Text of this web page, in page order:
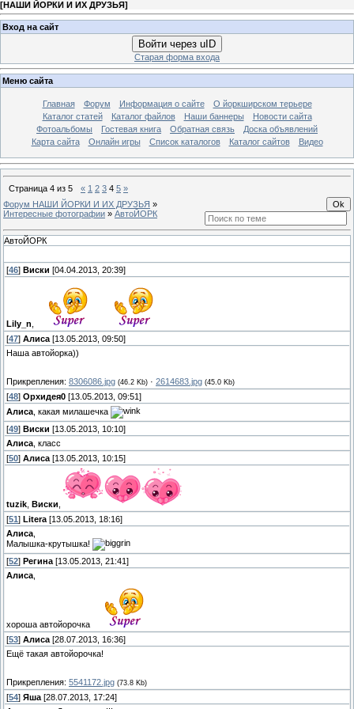
[НАШИ ЙОРКИ И ИХ ДРУЗЬЯ]
Вход на сайт
Войти через uID
Старая форма входа
Меню сайта
Главная Форум Информация о сайте
О йоркширском терьере
Каталог статей
Каталог файлов Наши баннеры
Новости сайта
Фотоальбомы
Гостевая книга Обратная связь
Доска объявлений
Карта сайта
Онлайн игры Список каталогов Каталог сайтов Видео
Страница 4 из 5 « 1 2 3 4 5 »
Форум НАШИ ЙОРКИ И ИХ ДРУЗЬЯ »
Интересные фотографии » АвтоЙОРК
АвтоЙОРК
[46] Виски [04.04.2013, 20:39]
Lily_n
[47] Алиса [13.05.2013, 09:50]
Наша автойорка))
Прикрепления: 8306086.jpg (46.2 Kb) · 2614683.jpg (45.0 Kb)
[48] Орхидея0 [13.05.2013, 09:51]
Алиса , какая милашечка
[49] Виски [13.05.2013, 10:10]
Алиса , класс
[50] Алиса [13.05.2013, 10:15]
tuzik Виски
[51 ] Litera [13.05.2013, 18:16]
Алиса
Малышка-крутышка!
[52] Регина [13.05.2013, 21:41]
Алиса
хороша автойорочка
[53] Алиса [28.07.2013, 16:36]
Ещё такая автойорочка!
Прикрепления: 5541172.jpg (73.8 Kb)
[54] Яша [28.07.2013, 17:24]